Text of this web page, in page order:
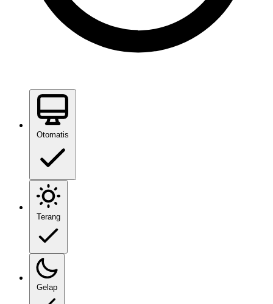
Otomatis
Terang
Gelap